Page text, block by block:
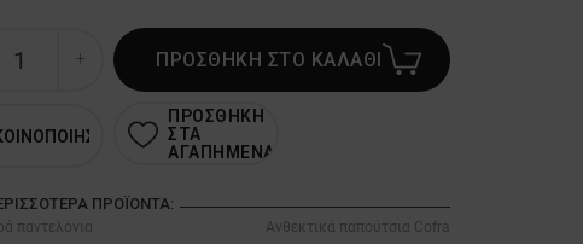
ΠΡΟΣΘΗΚΗ ΣΤΟ ΚΑΛΑΘΙ
ΠΡΟΣΘΗΚΗ
ΣΤΑ
ΑΓΑΠΗΜΕΝΑ
ΠΡΟΪΌΝΤΑ:
παντελόνια
Ανθεκτικά παπούτσια Cofra